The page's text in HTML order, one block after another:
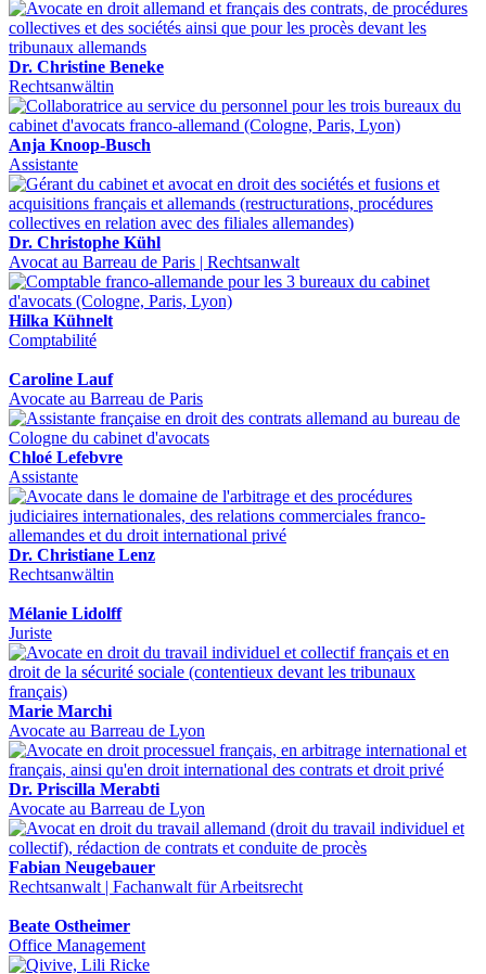
Dr. Christine Beneke
Rechtsanwältin
Anja Knoop-Busch
Assistante
Dr. Christophe Kühl
Avocat au Barreau de Paris | Rechtsanwalt
Hilka Kühnelt
Comptabilité
Caroline Lauf
Avocate au Barreau de Paris
Chloé Lefebvre
Assistante
Dr. Christiane Lenz
Rechtsanwältin
Mélanie Lidolff
Juriste
Marie Marchi
Avocate au Barreau de Lyon
Dr. Priscilla Merabti
Avocate au Barreau de Lyon
Fabian Neugebauer
Rechtsanwalt | Fachanwalt für Arbeitsrecht
Beate Ostheimer
Office Management